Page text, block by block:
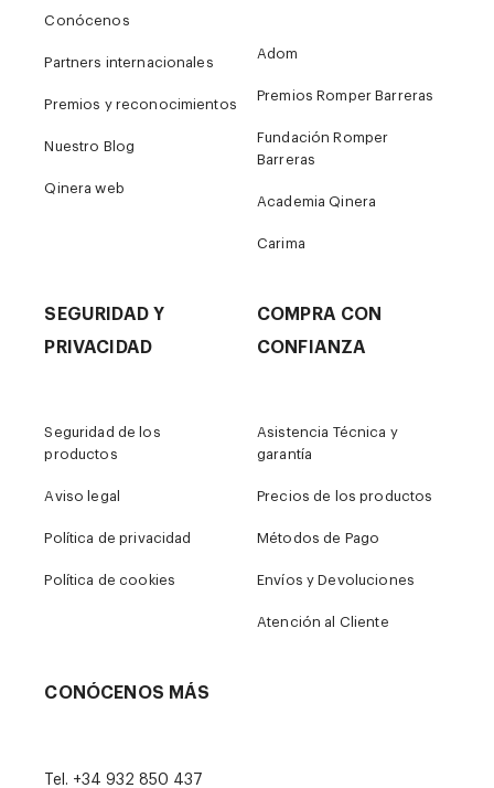
Conócenos
Partners internacionales
Premios y reconocimientos
Nuestro Blog
Qinera web
Adom
Premios Romper Barreras
Fundación Romper
Barreras
Academia Qinera
Carima
SEGURIDAD Y
PRIVACIDAD
Seguridad de los
productos
Aviso legal
Política de privacidad
Política de cookies
COMPRA CON
CONFIANZA
Asistencia Técnica y
garantía
Precios de los productos
Métodos de Pago
Envíos y Devoluciones
Atención al Cliente
CONÓCENOS MÁS
Tel. +34 932 850 437